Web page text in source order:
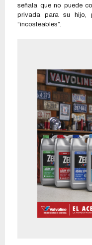
señala que no puede
privada para su hijo,
“incosteables”.